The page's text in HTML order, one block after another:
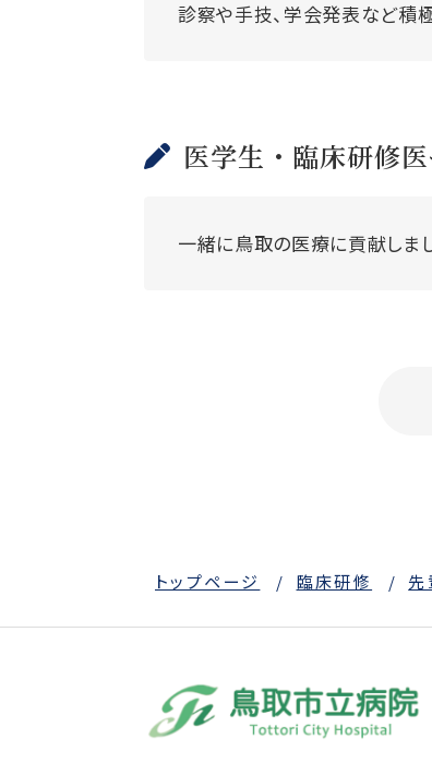
診察や手技、学会発表など積
医学生・臨床研修
一緒に鳥取の医療に貢献しまし
トップページ 臨床研修 先